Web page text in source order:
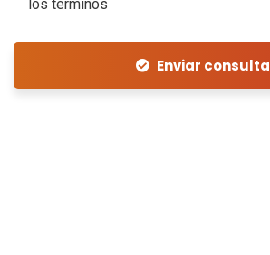
los términos
Enviar consulta